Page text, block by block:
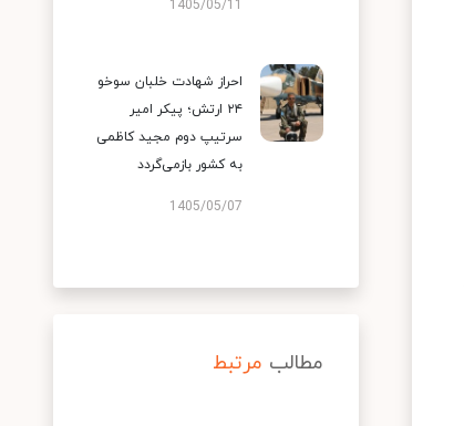
1405/05/11
احراز شهادت خلبان سوخو
۲۴ ارتش؛ پیکر امیر
سرتیپ دوم مجید کاظمی
به کشور بازمی‌گردد
1405/05/07
مطالب مرتبط